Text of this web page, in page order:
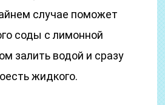
случае поможет
соды с лимонной
залить водой и сразу
жидкого.